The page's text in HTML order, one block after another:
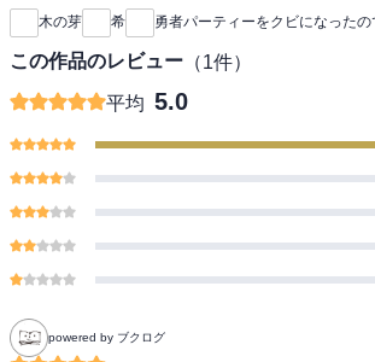
木の芽 希 勇者パーティーをクビになった
この作品のレビュー （1件）
平均 5.0
powered by ブクログ